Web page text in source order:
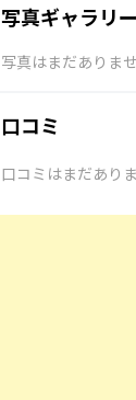
写真ギャラリー
写真はまだありま
口コミ
口コミはまだあり